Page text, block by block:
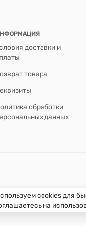
доставки и
товара
обработки
данных
cookies для
на